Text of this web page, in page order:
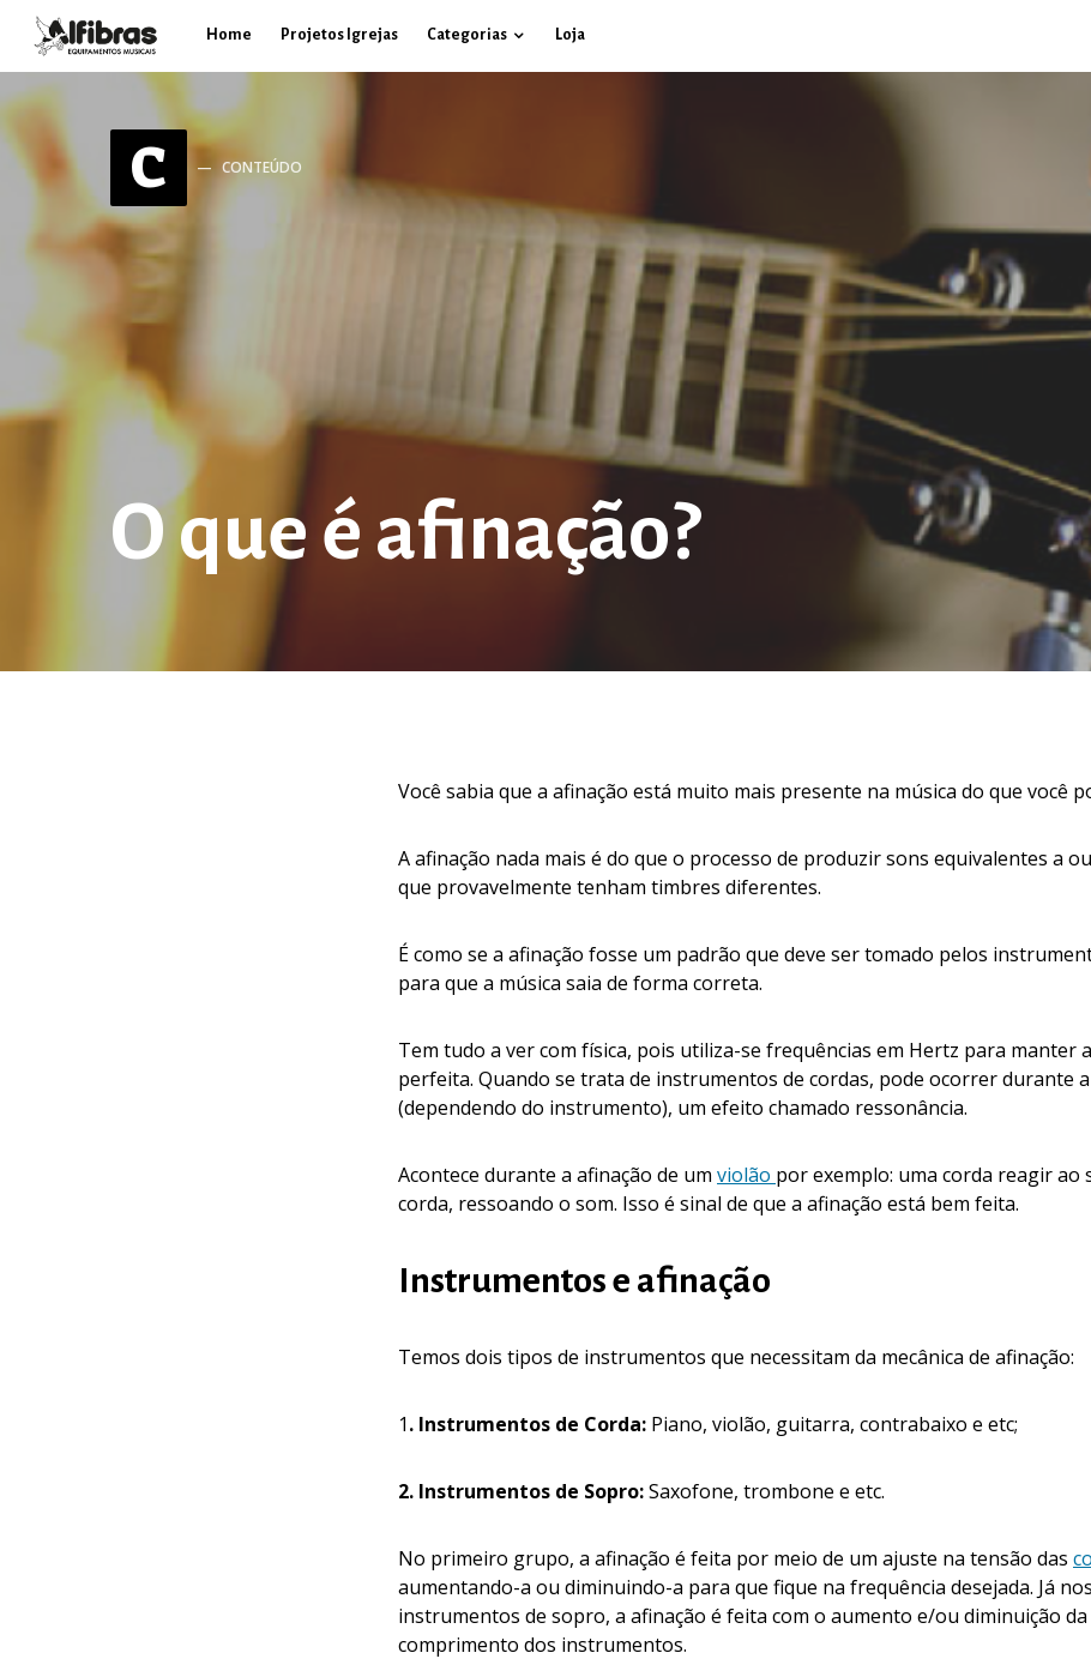
Home Projetos Igrejas Categorias Loja
C CONTEÚDO
O que é afinação?
Você sabia que a afinação está muito mais presente na música do que você
A afinação nada mais é do que o processo de produzir sons equivalentes a
que provavelmente tenham timbres diferentes.
É como se a afinação fosse um padrão que deve ser tomado pelos
para que a música saia de forma correta.
Tem tudo a ver com física, pois utiliza-se frequências em Hertz para manter
perfeita. Quando se trata de instrumentos de cordas, pode ocorrer durante
(dependendo do instrumento), um efeito chamado ressonância.
Acontece durante a afinação de um violão por exemplo: uma corda reagir ao
corda, ressoando o som. Isso é sinal de que a afinação está bem feita.
Instrumentos e afinação
Temos dois tipos de instrumentos que necessitam da mecânica de afinação:
1. Instrumentos de Corda: Piano, violão, guitarra, contrabaixo e etc;
2. Instrumentos de Sopro:Saxofone, trombone e etc.
No primeiro grupo, a afinação é feita por meio de um ajuste na tensão das
aumentando-a ou diminuindo-a para que fique na frequência desejada. Já nos
instrumentos de sopro, a afinação é feita com o aumento e/ou diminuição
comprimento dos instrumentos.